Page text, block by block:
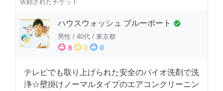
依頼されたチケット
ハウスウォッシュ ブルーポート check_circle
男性 / 40代 / 東京都
sentiment_satisfied 8 sentiment_neutral 0 sentiment_dissatisfied 0
テレビでも取り上げられた安全のバイオ洗剤で洗
浄☆壁掛けノーマルタイプのエアコンクリーニン